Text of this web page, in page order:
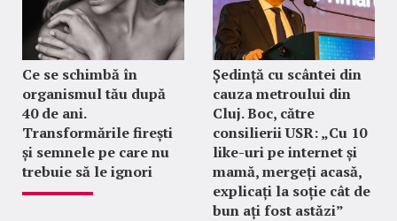
Ce se schimbă în
organismul tău după
40 de ani.
Transformările firești
și semnele pe care nu
trebuie să le ignori
Ședință cu scântei din
cauza metroului din
Cluj. Boc, către
consilierii USR: „Cu 10
like-uri pe internet și
mamă, mergeți acasă,
explicați la soție cât de
bun ați fost astăzi”